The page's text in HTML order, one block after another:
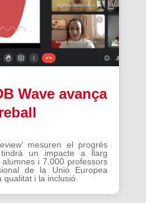
Wave avança
mesuren el progrés
tindrà un impacte a llarg
i 7.000 professors
de la Unió Europea
qualitat i la inclusió.